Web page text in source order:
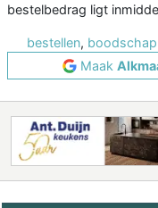
bestelbedrag ligt
bestellen,
Maak